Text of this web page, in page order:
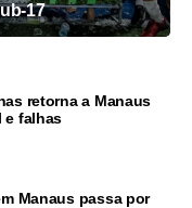
17
retorna a Manaus
e falhas
Manaus passa por